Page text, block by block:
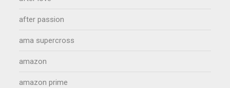
after passion
ama supercross
amazon
amazon prime